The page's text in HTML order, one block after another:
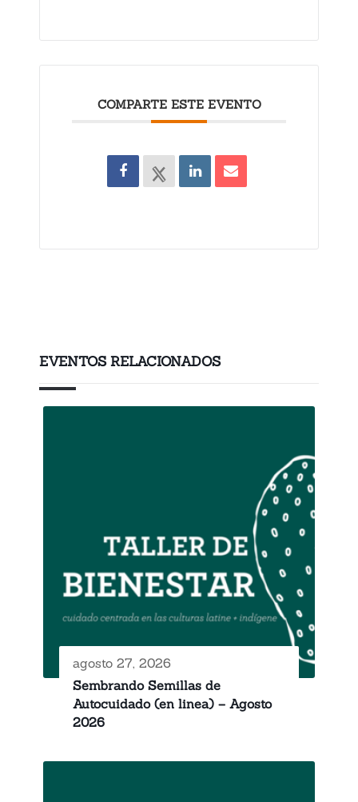
COMPARTE ESTE EVENTO
EVENTOS RELACIONADOS
agosto 27, 2026
Sembrando Semillas de
Autocuidado (en linea) – Agosto
2026